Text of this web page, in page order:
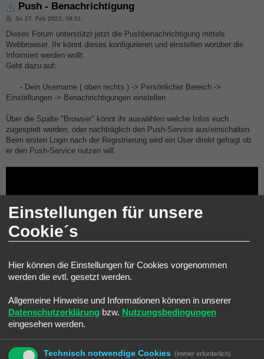
Push - Benachrichtigung
B
i
r
a
So 27. Feb 2022, 09:01
Dieses Forum unterstützt jetzt die Pushbenachrichtigung mittels
Webbrowser. Ihr könnt dieses konfigurieren und einstellen worüber die
Informiert werden wollt.
Geht dazu auf:
- Dein Username ( oben rechts ) -> Persönlicher Bereich ->
Einstellungen -> Benachrichtigungen einstellen
Über die Spalte "Browser" könnt ihr auswählen welche Infos euch
zugespielt werden, oder nachträglich den Push-Service aus/einschalten.
Beim ersten Login nach der Registrierung wird ein User direkt gefragt ob
er den Push-Service nutzen will.
Einstellungen für unsere
Cookie´s
Hier können die Einstellungen für Cookies vorgenommen
werden die evtl. gesetzt werden.
Allgemeine Hinweise und Informationen können in unserer
Datenschutzerklärung bzw. Nutzungsbedingungen
eingesehen werden.
Technisch notwendige Cookies (immer erforderlich)